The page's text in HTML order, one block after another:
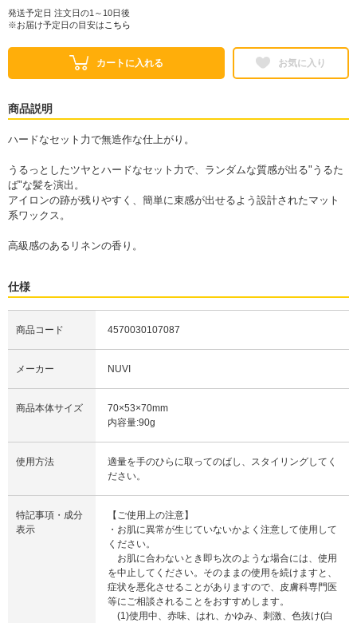
発送予定日 注文日の1～10日後
※お届け予定日の目安は こちら
カートに入れる お気に入り
商品説明
ハードなセット力で無造作な仕上がり。
うるっとしたツヤとハードなセット力で、ランダムな質感が出る"うるた
ば"な髪を演出。
アイロンの跡が残りやすく、簡単に束感が出せるよう設計されたマット
系ワックス。
高級感のあるリネンの香り。
仕様
商品コード 4570030107087
メーカー NUVI
商品本体サイズ
70×53×70mm
内容量:90g
使用方法
適量を手のひらに取ってのばし、スタイリングしてく
ださい。
特記事項・成分
表示
【ご使用上の注意】
・お肌に異常が生じていないかよく注意して使用して
ください。
お肌に合わないとき即ち次のような場合には、使用
を中止してください。そのままの使用を続けますと、
症状を悪化させることがありますので、皮膚科専門医
等にご相談されることをおすすめします。
(1)使用中、赤味、はれ、かゆみ、刺激、色抜け(白